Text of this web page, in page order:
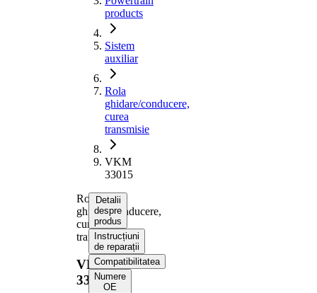
products
Sistem
auxiliar
Rola
ghidare/conducere,
curea
transmisie
VKM
33015
Rola
ghidare/conducere,
curea
transmisie
VKM
33015
Detalii
despre
produs
Instrucțiuni
de reparații
Compatibilitatea
Numere
OE